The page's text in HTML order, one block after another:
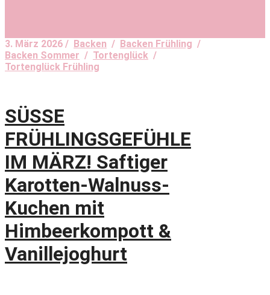
3. März 2026 / Backen / Backen Frühling /
Backen Sommer / Tortenglück /
Tortenglück Frühling
SÜSSE
FRÜHLINGSGEFÜHLE
IM MÄRZ! Saftiger
Karotten-Walnuss-
Kuchen mit
Himbeerkompott &
Vanillejoghurt